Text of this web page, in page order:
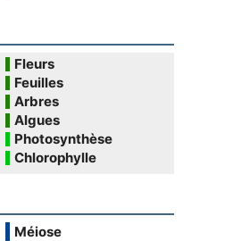
Fleurs
Feuilles
Arbres
Algues
Photosynthèse
Chlorophylle
Méiose